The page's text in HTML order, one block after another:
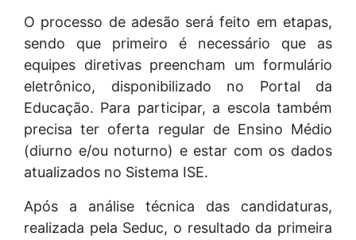
O processo de adesão será feito em etapas,
sendo que primeiro é necessário que as
equipes diretivas preencham um formulário
eletrônico, disponibilizado no Portal da
Educação. Para participar, a escola também
precisa ter oferta regular de Ensino Médio
(diurno e/ou noturno) e estar com os dados
atualizados no Sistema ISE.
Após a análise técnica das candidaturas,
realizada pela Seduc, o resultado da primeira